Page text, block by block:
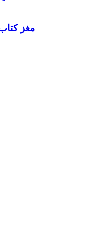
مغز کتاب 41| پژوهش‌های فلسفی |